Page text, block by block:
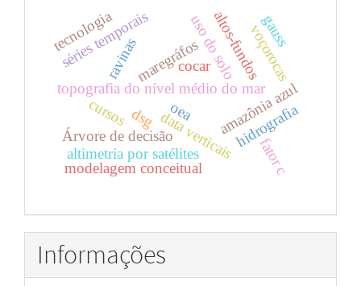
data verticais
topografia do nível médio do mar
amazônia azul
voçorocas
ravinas uso do solo
Árvore de decisão
altimetria por satélites
modelagem conceitual
séries temporaismaregráfos
hidrografia
altos-fundos
cocar
dsg
fator c
gauss
tecnologia
oea
cursos
Informações